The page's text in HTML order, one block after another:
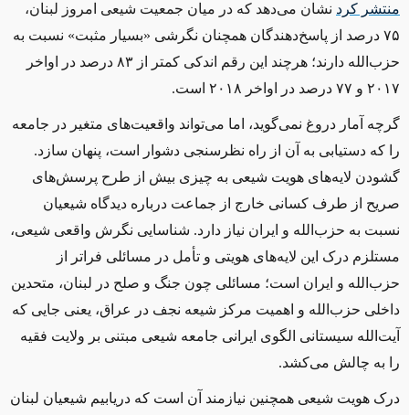
منتشر کرد نشان می‌دهد که در میان جمعیت شیعی امروز لبنان،
۷۵ درصد از پاسخ‌دهندگان همچنان نگرشی «بسیار مثبت» نسبت به
حزب‌الله دارند؛ هرچند این رقم اندکی کمتر از ۸۳ درصد در اواخر
۲۰۱۷ و ۷۷ درصد در اواخر ۲۰۱۸ است.
گرچه آمار دروغ نمی‌گوید، اما می‌تواند واقعیت‌های متغیر در جامعه
را که دستیابی به آن از راه نظرسنجی دشوار است، پنهان سازد.
گشودن لایه‌های هویت شیعی به چیزی بیش از طرح پرسش‌های
صریح از طرف کسانی خارج از جماعت درباره دیدگاه شیعیان
نسبت به حزب‌الله و ایران نیاز دارد. شناسایی نگرش واقعی شیعی،
مستلزم درک این لایه‌های هویتی و تأمل در مسائلی فراتر از
حزب‌الله و ایران است؛ مسائلی چون جنگ و صلح در لبنان، متحدین
داخلی حزب‌الله و اهمیت مرکز شیعه نجف در عراق، یعنی جایی که
آیت‌الله سیستانی الگوی ایرانی جامعه شیعی مبتنی بر ولایت فقیه
را به چالش می‌کشد.
درک هویت شیعی همچنین نیازمند آن است که دریابیم شیعیان لبنان